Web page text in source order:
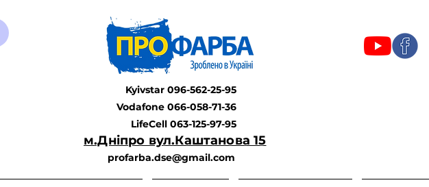
Kyivstar 096-562-25-95
Vodafone 066-058-71-36
LifeCell 063-125-97-95
м.Дніпро вул.Каштанова 15
profarba.dse@gmail.com